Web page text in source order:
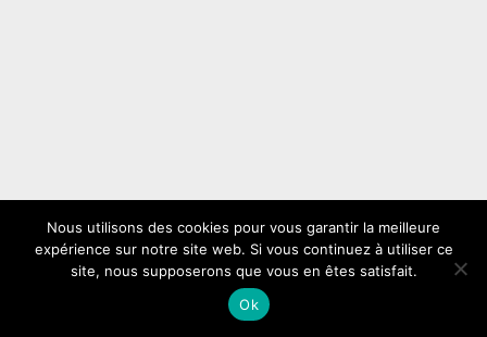
Nous utilisons des cookies pour vous garantir la meilleure
expérience sur notre site web. Si vous continuez à utiliser ce
site, nous supposerons que vous en êtes satisfait.
Ok